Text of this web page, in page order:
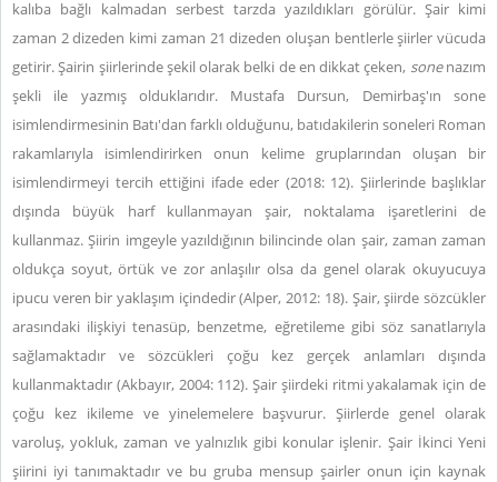
kalıba bağlı kalmadan serbest tarzda yazıldıkları görülür. Şair kimi
zaman 2 dizeden kimi zaman 21 dizeden oluşan bentlerle şiirler vücuda
getirir. Şairin şiirlerinde şekil olarak belki de en dikkat çeken, sonenazım
şekli ile yazmış olduklarıdır. Mustafa Dursun, Demirbaş'ın sone
isimlendirmesinin Batı'dan farklı olduğunu, batıdakilerin soneleri Roman
rakamlarıyla isimlendirirken onun kelime gruplarından oluşan bir
isimlendirmeyi tercih ettiğini ifade eder (2018: 12). Şiirlerinde başlıklar
dışında büyük harf kullanmayan şair, noktalama işaretlerini de
kullanmaz. Şiirin imgeyle yazıldığının bilincinde olan şair, zaman zaman
oldukça soyut, örtük ve zor anlaşılır olsa da genel olarak okuyucuya
ipucu veren bir yaklaşım içindedir (Alper, 2012: 18). Şair, şiirde sözcükler
arasındaki ilişkiyi tenasüp, benzetme, eğretileme gibi söz sanatlarıyla
sağlamaktadır ve sözcükleri çoğu kez gerçek anlamları dışında
kullanmaktadır (Akbayır, 2004: 112). Şair şiirdeki ritmi yakalamak için de
çoğu kez ikileme ve yinelemelere başvurur. Şiirlerde genel olarak
varoluş, yokluk, zaman ve yalnızlık gibi konular işlenir. Şair İkinci Yeni
şiirini iyi tanımaktadır ve bu gruba mensup şairler onun için kaynak